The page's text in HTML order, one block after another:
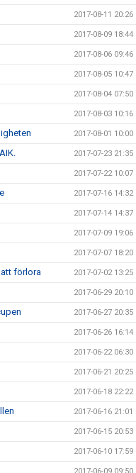
2017-08-11 20:26
2017-08-09 18:44
2017-08-06 09:46
2017-08-05 10:47
2017-08-04 07:50
2017-08-03 10:16
2017-08-01 10:00
2017-07-23 21:35
2017-07-22 10:07
2017-07-16 14:32
2017-07-14 14:37
2017-07-09 19:06
2017-07-07 18:20
att förlora 2017-07-02 13:25
2017-06-29 20:10
2017-06-27 20:35
2017-06-26 16:14
2017-06-22 06:30
2017-06-21 20:25
2017-06-18 22:22
2017-06-16 21:01
2017-06-15 20:53
2017-06-10 17:59